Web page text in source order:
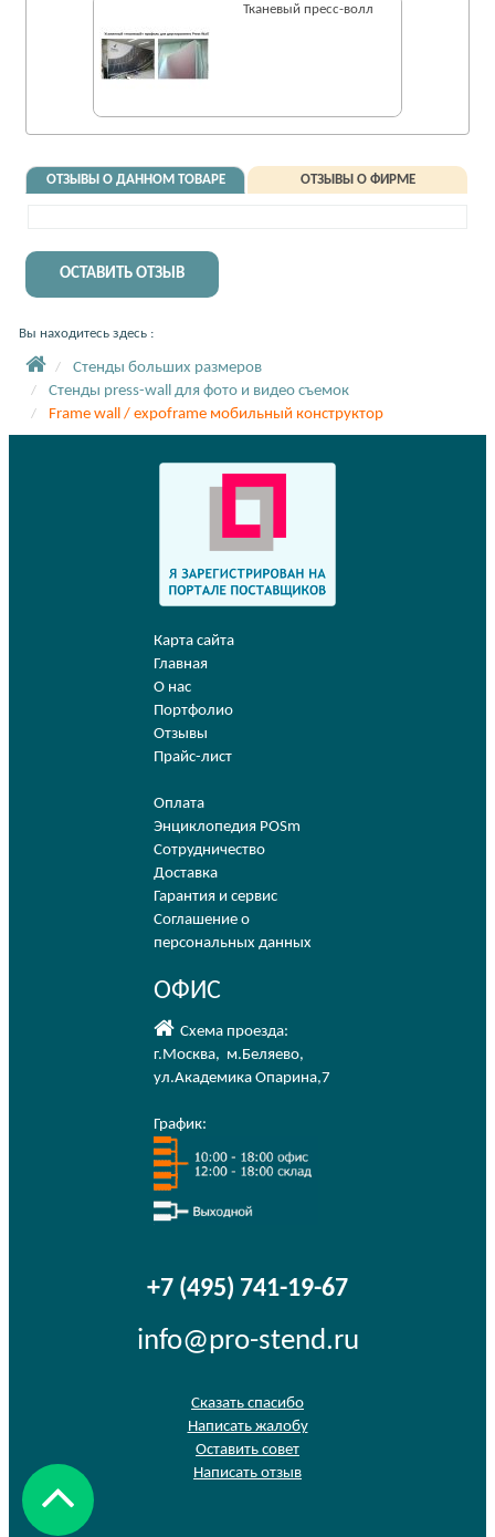
Тканевый пресс-волл
ОТЗЫВЫ О ДАННОМ ТОВАРЕ ОТЗЫВЫ О ФИРМЕ
ОСТАВИТЬ ОТЗЫВ
Вы находитесь здесь :
Стенды больших размеров
Стенды press-wall для фото и видео съемок
Frame wall / expoframe мобильный конструктор
Карта сайта
Главная
О нас
Портфолио
Отзывы
Прайс-лист
Оплата
Энциклопедия POSm
Сотрудничество
Доставка
Гарантия и сервис
Соглашение о
персональных данных
ОФИС
Схема проезда:
г.Москва, м.Беляево,
ул.Академика Опарина,7
График:
+7 (495) 741-19-67
info@pro-stend.ru
Сказать спасибо
Написать жалобу
Оставить совет
Написать отзыв